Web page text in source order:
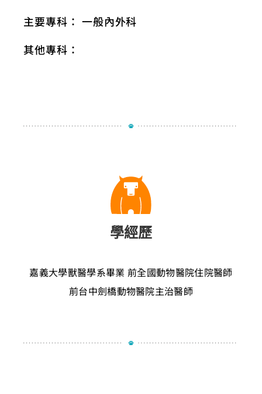
主要專科： 一般內外科
其他專科：
學經歷
嘉義大學獸醫學系畢業 前全國動物醫院住院醫師
前台中劍橋動物醫院主治醫師